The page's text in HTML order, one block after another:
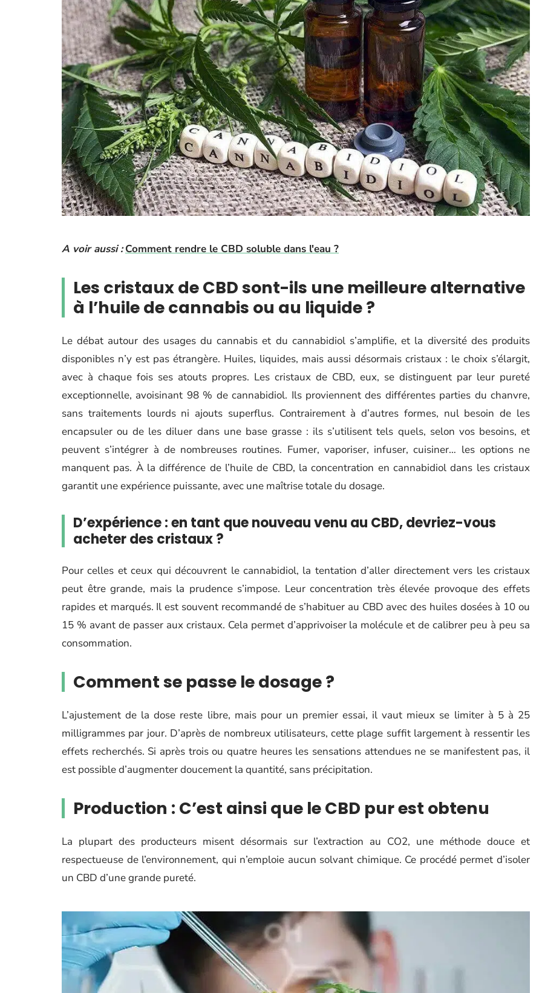
A voir aussi : Comment rendre le CBD soluble dans l'eau ?
Les cristaux de CBD sont-ils une meilleure alternative
à l’huile de cannabis ou au liquide ?
Le débat autour des usages du cannabis et du cannabidiol s’amplifie, et la diversité des produits
disponibles n’y est pas étrangère. Huiles, liquides, mais aussi désormais cristaux : le choix s’élargit,
avec à chaque fois ses atouts propres. Les cristaux de CBD, eux, se distinguent par leur pureté
exceptionnelle, avoisinant 98 % de cannabidiol. Ils proviennent des différentes parties du chanvre,
sans traitements lourds ni ajouts superflus. Contrairement à d’autres formes, nul besoin de les
encapsuler ou de les diluer dans une base grasse : ils s’utilisent tels quels, selon vos besoins, et
peuvent s’intégrer à de nombreuses routines. Fumer, vaporiser, infuser, cuisiner… les options ne
manquent pas. À la différence de l’huile de CBD, la concentration en cannabidiol dans les cristaux
garantit une expérience puissante, avec une maîtrise totale du dosage.
D’expérience : en tant que nouveau venu au CBD, devriez-vous
acheter des cristaux ?
Pour celles et ceux qui découvrent le cannabidiol, la tentation d’aller directement vers les cristaux
peut être grande, mais la prudence s’impose. Leur concentration très élevée provoque des effets
rapides et marqués. Il est souvent recommandé de s’habituer au CBD avec des huiles dosées à 10 ou
15 % avant de passer aux cristaux. Cela permet d’apprivoiser la molécule et de calibrer peu à peu sa
consommation.
Comment se passe le dosage ?
L’ajustement de la dose reste libre, mais pour un premier essai, il vaut mieux se limiter à 5 à 25
milligrammes par jour. D’après de nombreux utilisateurs, cette plage suffit largement à ressentir les
effets recherchés. Si après trois ou quatre heures les sensations attendues ne se manifestent pas, il
est possible d’augmenter doucement la quantité, sans précipitation.
Production : C’est ainsi que le CBD pur est obtenu
La plupart des producteurs misent désormais sur l’extraction au CO2, une méthode douce et
respectueuse de l’environnement, qui n’emploie aucun solvant chimique. Ce procédé permet d’isoler
un CBD d’une grande pureté.